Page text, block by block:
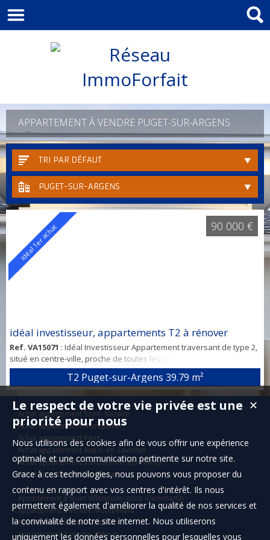
APPARTEMENT À VENDRE PUGET-SUR-ARGENS
TRI PAR DÉFAUT
PUGET-SUR-ARGENS
Idéal 1er achat
idéal investisseur, appartements T2 à rénover
Ref. VA15071 : Idéal Investisseur Appartement traversant de type 2,
situé en centre-ville, proche de toutes les commodités. Au 1er étage
d’une petite copropriété en cours de constitution qui aura
vraisemblablement de faibles charges. Il se compose d’une pièce
de vie avec cuisine ouverte, d'une chambre et d’une salle de
bain/WC. Une cave pourra venir compléter ce bien à rénover,
moyennant un supplément...
T2 Puget-sur-Argens 39.79 m²
90 000 €
Achat appartement Saint-Nazaire
Achat appartement Montpellier
Achat appartement Paris
Achat appartement Aspin-en-Lavedan
Achat appartement Vandoeuvre-lès-Nancy
Achat appartement Bordeaux
Appartement à louer Villeneuve-sous-Dammartin
Appartement à vendre Montbéliard
Appartement à vendre Altkirch
Appartement à vendre Altkirch
✕
Le respect de votre vie privée est une
priorité pour nous
Nous utilisons des cookies afin de vous offrir une expérience
optimale et une communication pertinente sur notre site.
Grace à ces technologies, nous pouvons vous proposer du
contenu en rapport avec vos centres d'intérêt. Ils nous
permettent également d'améliorer la qualité de nos services et
la convivialité de notre site internet. Nous utiliserons
uniquement les données personnelles pour lesquelles vous